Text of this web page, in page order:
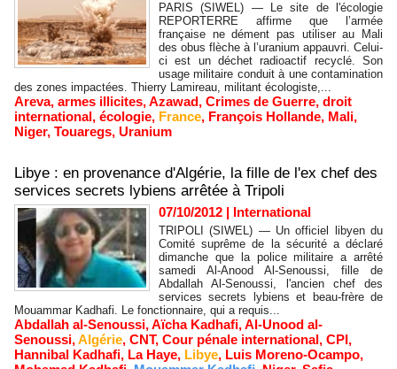
PARIS (SIWEL) — Le site de l'écologie
REPORTERRE affirme que l’armée
française ne dément pas utiliser au Mali
des obus flèche à l’uranium appauvri. Celui-
ci est un déchet radioactif recyclé. Son
usage militaire conduit à une contamination
des zones impactées. Thierry Lamireau, militant écologiste,...
Areva, armes illicites,Azawad, Crimes de Guerre, droit
international, écologie, France, François Hollande, Mali,
Niger, Touaregs, Uranium
Libye : en provenance d'Algérie, la fille de l'ex chef des
services secrets lybiens arrêtée à Tripoli
07/10/2012 | International
TRIPOLI (SIWEL) — Un officiel libyen du
Comité suprême de la sécurité a déclaré
dimanche que la police militaire a arrêté
samedi Al-Anood Al-Senoussi, fille de
Abdallah Al-Senoussi, l'ancien chef des
services secrets lybiens et beau-frère de
Mouammar Kadhafi. Le fonctionnaire, qui a requis...
Abdallah al-Senoussi,Aïcha Kadhafi,Al-Unood al-
Senoussi,Algérie, CNT, Cour pénale international, CPI,
Hannibal Kadhafi, La Haye, Libye, Luis Moreno-Ocampo,